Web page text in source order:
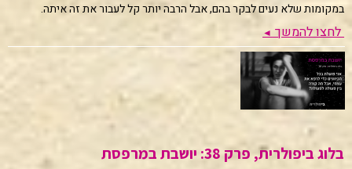
במקומות שלא נעים לבקר בהם, אבל הרבה יותר קל לעבור את זה איתה.
לחצו להמשך◄
בלוג ביפולרית, פרק 38: יושבת במרפסת